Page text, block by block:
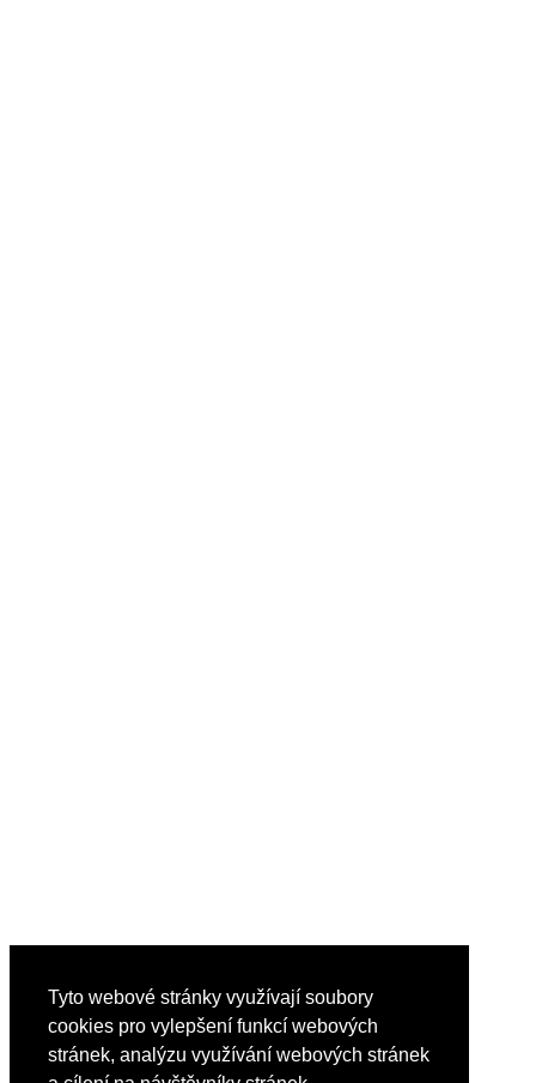
Tyto webové stránky využívají soubory
cookies pro vylepšení funkcí webových
stránek, analýzu využívání webových stránek